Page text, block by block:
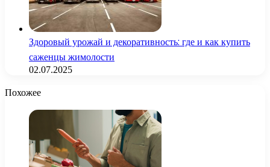
Здоровый урожай и декоративность: где и как купить
саженцы жимолости
02.07.2025
Похожее